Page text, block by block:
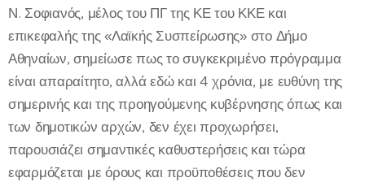
Ν. Σοφιανός, μέλος του ΠΓ της ΚΕ του ΚΚΕ και
επικεφαλής της «Λαϊκής Συσπείρωσης» στο Δήμο
Αθηναίων, σημείωσε πως το συγκεκριμένο πρόγραμμα
είναι απαραίτητο, αλλά εδώ και 4 χρόνια, με ευθύνη της
σημερινής και της προηγούμενης κυβέρνησης όπως και
των δημοτικών αρχών, δεν έχει προχωρήσει,
παρουσιάζει σημαντικές καθυστερήσεις και τώρα
εφαρμόζεται με όρους και προϋποθέσεις που δεν